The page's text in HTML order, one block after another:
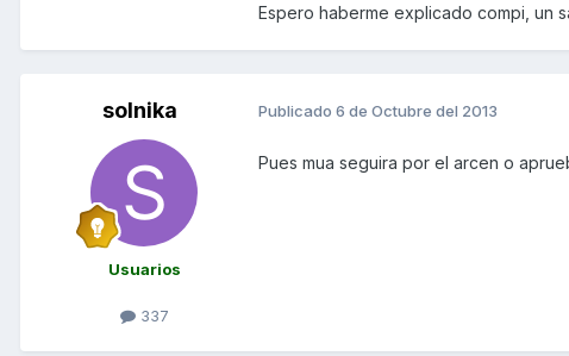
Espero haberme explicado compi, un
solnika
Usuarios
337
Publicado 6 de Octubre del 2013
Pues mua seguira por el arcen o